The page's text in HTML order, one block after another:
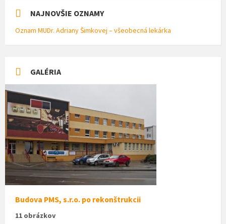
NAJNOVŠIE OZNAMY
Oznam MUDr. Adriany Šimkovej – všeobecná lekárka
GALÉRIA
Budova PMS, s.r.o. po rekonštrukcii
11 obrázkov